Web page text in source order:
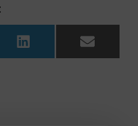
LinkedIn Email